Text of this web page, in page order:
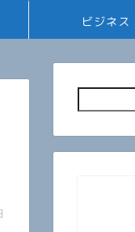
ビジネス